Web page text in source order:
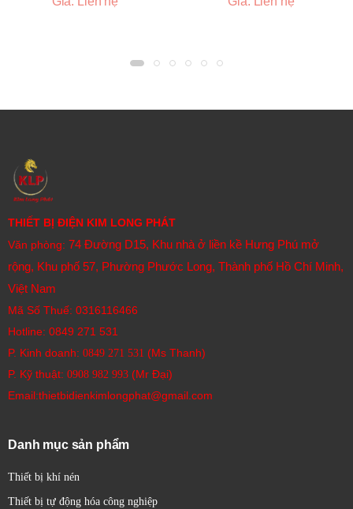
trường công nghiệp khắc nghiệt như rung động, va
Bảo hành 12 tháng
THIẾT BỊ ĐIỆN KIM LONG PHÁT
Văn phòng: 74 Đường D15, Khu nhà ở liền kề Hưng Phú mở
rộng, Khu phố 57, Phường Phước Long, Thành phố Hồ Chí Minh,
Việt Nam
Mã Số Thuế: 0316116466
Hotline: 0849 271 531
P. Kinh doanh: 0849 271 531 (Ms Thanh)
P. Kỹ thuật: 0908 982 993​ (Mr Đại)
Email:thietbidienkimlongphat@gmail.com
Danh mục sản phẩm
Thiết bị khí nén
Thiết bị tự động hóa công nghiệp